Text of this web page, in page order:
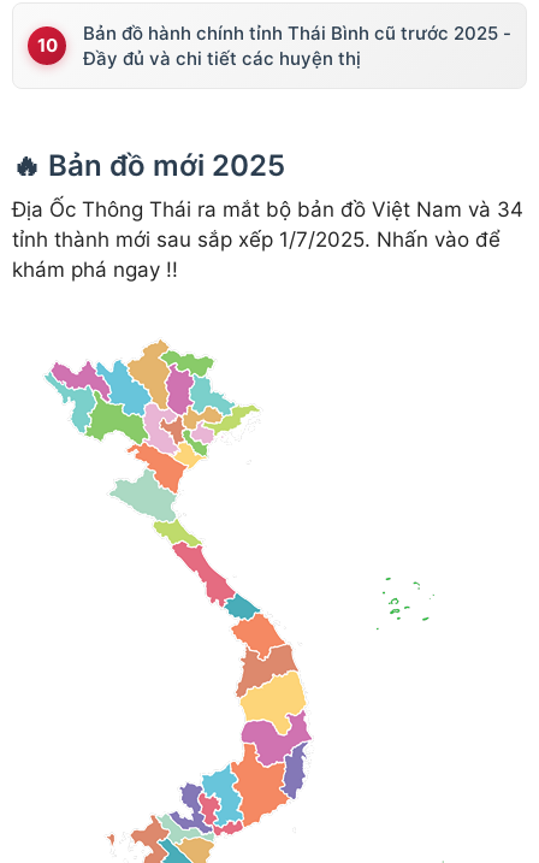
Bản đồ hành chính tỉnh Thái Bình cũ trước 2025 -
Đầy đủ và chi tiết các huyện thị
🔥 Bản đồ mới 2025
Địa Ốc Thông Thái ra mắt bộ bản đồ Việt Nam và 34
tỉnh thành mới sau sắp xếp 1/7/2025. Nhấn vào để
khám phá ngay !!